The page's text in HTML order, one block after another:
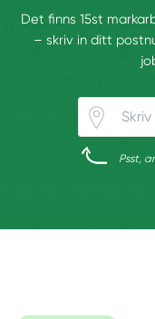
Det finns 15st
– skriv in ditt
Psst,